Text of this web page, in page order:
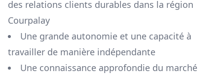
des relations clients durables dans la région
Courpalay
Une grande autonomie et une capacité à
travailler de manière indépendante
Une connaissance approfondie du marché